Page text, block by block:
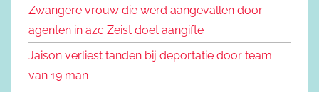
Zwangere vrouw die werd aangevallen door
agenten in azc Zeist doet aangifte
Jaison verliest tanden bij deportatie door team
van 19 man